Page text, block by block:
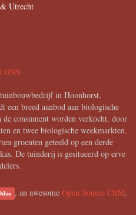
Utrecht
ONS
in Hoonhorst,
breed aanbod aan biologische
consument worden verkocht, door
en twee biologische weekmarkten.
groenten geteeld op een derde
De tuinderij is gesitueerd op erve
, an awesome Open Source CRM.